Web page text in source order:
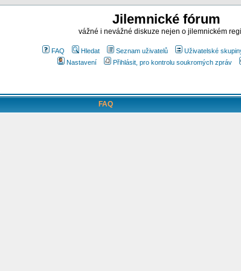
Jilemnické fórum
vážné i nevážné diskuze nejen o jilemnickém
FAQ Hledat Seznam uživatelů Uživatelské
Nastavení
Přihlásit, pro kontrolu soukromých zpráv
FAQ